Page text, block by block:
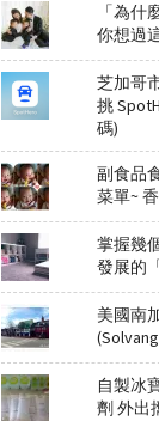
「為什
你想過
芝加哥
挑
碼)
副食品
菜單~
掌握幾
發展的
美國南
自製冰
劑 外出